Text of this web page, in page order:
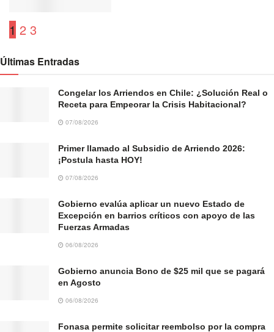
1 2 3
Últimas Entradas
Congelar los Arriendos en Chile: ¿Solución Real o
Receta para Empeorar la Crisis Habitacional?
07/08/2026
Primer llamado al Subsidio de Arriendo 2026:
¡Postula hasta HOY!
07/08/2026
Gobierno evalúa aplicar un nuevo Estado de
Excepción en barrios críticos con apoyo de las
Fuerzas Armadas
06/08/2026
Gobierno anuncia Bono de $25 mil que se pagará
en Agosto
06/08/2026
Fonasa permite solicitar reembolso por la compra